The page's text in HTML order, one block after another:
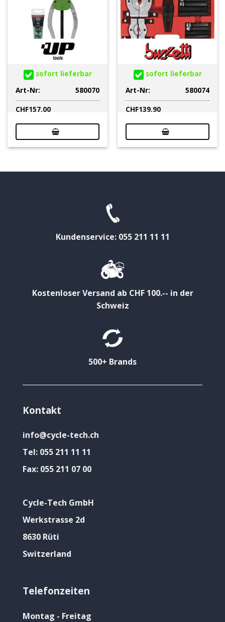
sofort lieferbar
Art-Nr:
580070
CHF157.00
sofort lieferbar
Art-Nr:
580074
CHF139.90
Kundenservice: 055 211 11 11
Kostenloser Versand ab CHF 100.-- in der
Schweiz
500+ Brands
Kontakt
info@cycle-tech.ch
Tel: 055 211 11 11
Fax: 055 211 07 00
Cycle-Tech GmbH
Werkstrasse 2d
8630 Rüti
Switzerland
Telefonzeiten
Montag - Freitag